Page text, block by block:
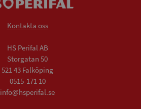
Kontakta oss
HS Perifal AB
Storgatan 50
521 43 Falköping
0515-171 10
info@hsperifal.se